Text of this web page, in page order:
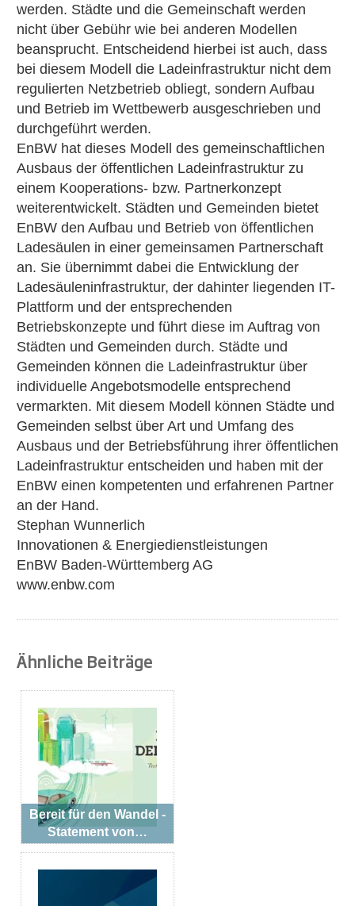
werden. Städte und die Gemeinschaft werden
nicht über Gebühr wie bei anderen Modellen
beansprucht. Entscheidend hierbei ist auch, dass
bei diesem Modell die Ladeinfrastruktur nicht dem
regulierten Netzbetrieb obliegt, sondern Aufbau
und Betrieb im Wettbewerb ausgeschrieben und
durchgeführt werden.
EnBW hat dieses Modell des gemeinschaftlichen
Ausbaus der öffentlichen Ladeinfrastruktur zu
einem Kooperations- bzw. Partnerkonzept
weiterentwickelt. Städten und Gemeinden bietet
EnBW den Aufbau und Betrieb von öffentlichen
Ladesäulen in einer gemeinsamen Partnerschaft
an. Sie übernimmt dabei die Entwicklung der
Ladesäuleninfrastruktur, der dahinter liegenden IT-
Plattform und der entsprechenden
Betriebskonzepte und führt diese im Auftrag von
Städten und Gemeinden durch. Städte und
Gemeinden können die Ladeinfrastruktur über
individuelle Angebotsmodelle entsprechend
vermarkten. Mit diesem Modell können Städte und
Gemeinden selbst über Art und Umfang des
Ausbaus und der Betriebsführung ihrer öffentlichen
Ladeinfrastruktur entscheiden und haben mit der
EnBW einen kompetenten und erfahrenen Partner
an der Hand.
Stephan Wunnerlich
Innovationen & Energiedienstleistungen
EnBW Baden-Württemberg AG
www.enbw.com
Ähnliche Beiträge
Bereit für den Wandel -
Statement von…